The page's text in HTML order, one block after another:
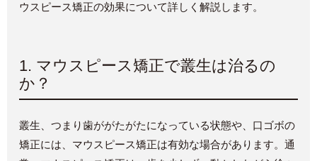
ウスピース矯正の効果について詳しく解説します。
1. マウスピース矯正で叢生は治るの
か？
叢生、つまり歯ががたがたになっている状態や、口ゴボの
矯正には、マウスピース矯正は有効な場合があります。通